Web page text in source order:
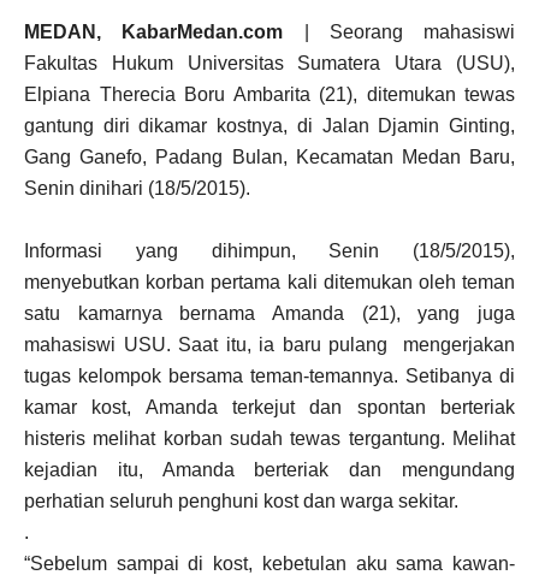
MEDAN, KabarMedan.com | Seorang mahasiswi
Fakultas Hukum Universitas Sumatera Utara (USU),
Elpiana Therecia Boru Ambarita (21), ditemukan tewas
gantung diri dikamar kostnya, di Jalan Djamin Ginting,
Gang Ganefo, Padang Bulan, Kecamatan Medan Baru,
Senin dinihari (18/5/2015).
Informasi yang dihimpun, Senin (18/5/2015),
menyebutkan korban pertama kali ditemukan oleh teman
satu kamarnya bernama Amanda (21), yang juga
mahasiswi USU. Saat itu, ia baru pulang mengerjakan
tugas kelompok bersama teman-temannya. Setibanya di
kamar kost, Amanda terkejut dan spontan berteriak
histeris melihat korban sudah tewas tergantung. Melihat
kejadian itu, Amanda berteriak dan mengundang
perhatian seluruh penghuni kost dan warga sekitar.
.
“Sebelum sampai di kost, kebetulan aku sama kawan-